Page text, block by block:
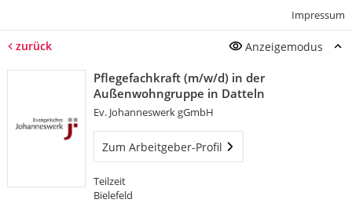
Impressum
zurück Anzeigemodus
Pflegefachkraft (m/w/d) in der
Außenwohngruppe in Datteln
Ev. Johanneswerk gGmbH
Zum Arbeitgeber-Profil
Teilzeit
Bielefeld